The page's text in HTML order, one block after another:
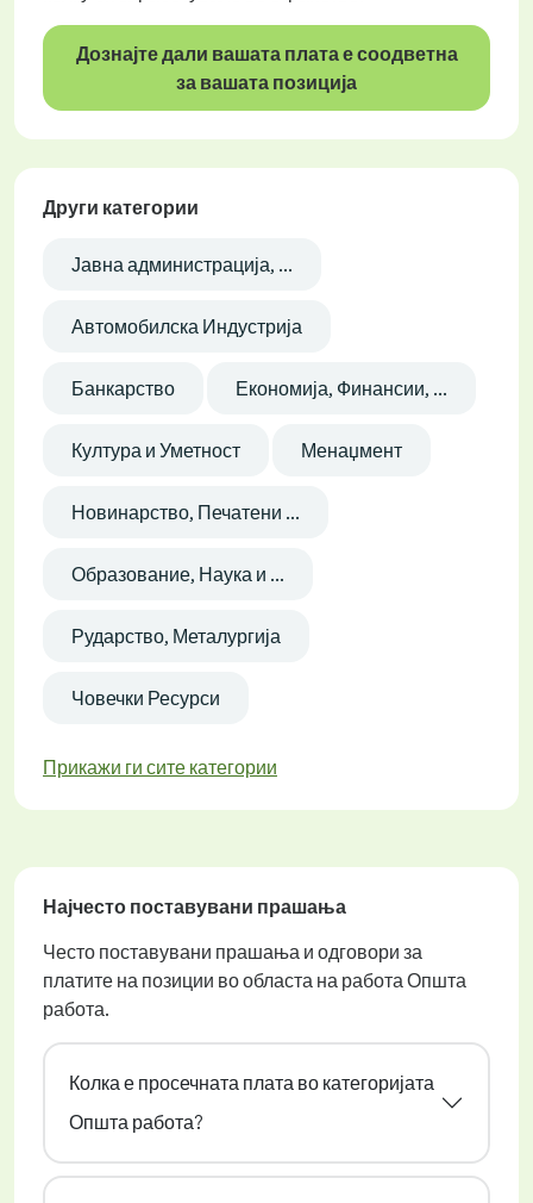
Дознајте дали вашата плата е соодветна
за вашата позиција
Други категории
Јавна администрација, ...
Автомобилска Индустрија
Банкарство Економија, Финансии, ...
Култура и Уметност Менаџмент
Новинарство, Печатени ...
Образование, Наука и ...
Рударство, Металургија
Човечки Ресурси
Прикажи ги сите категории
Најчесто поставувани прашања
Често поставувани прашања и одговори за
платите на позиции во областа на работа Општа
работа.
Колка е просечната плата во категоријата
Општа работа?